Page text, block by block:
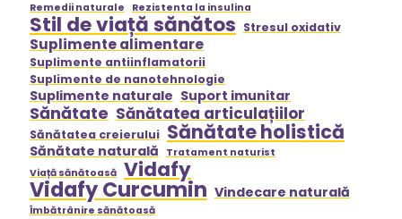
Remedii naturale Rezistenta la insulina
Stil de viață sănătos Stresul oxidativ
Suplimente alimentare
Suplimente antiinflamatorii
Suplimente de nanotehnologie
Suplimente naturale Suport imunitar
Sănătate Sănătatea articulațiilor
Sănătatea creierului Sănătate holistică
Sănătate naturală
Tratament naturist
Viață sănătoasă Vidafy
Vidafy Curcumin Vindecare naturală
Îmbătrânire sănătoasă